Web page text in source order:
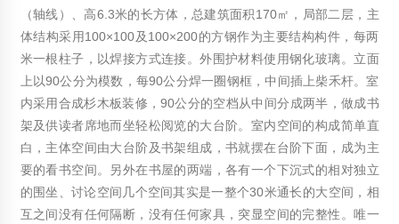
（轴线）、高6.3米的长方体，总建筑面积170㎡，局部二层，主
体结构采用100×100及100×200的方钢作为主要结构构件，每两
米一根柱子，以焊接方式连接。外围护材料使用钢化玻璃。立面
上以90公分为模数，每90公分焊一圈钢框，中间插上柴禾杆。室
内采用合成杉木板装修，90公分的空档从中间分成两半，做成书
架及供读者席地而坐轻松阅览的大台阶。室内空间的构成简单直
白，主体空间由大台阶及书架组成，书就摆在台阶下面，成为主
要的看书空间。另外在书屋的两端，各有一个下沉式的相对独立
的围坐、讨论空间几个空间其实是一整个30米通长的大空间，相
互之间没有任何隔断，没有任何家具，突显空间的完整性。唯一